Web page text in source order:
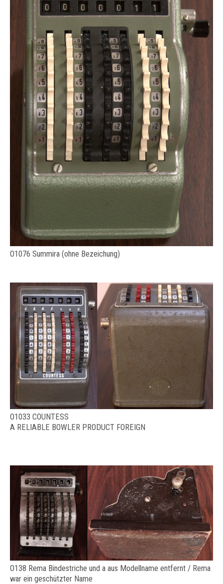
O1076 Summira (ohne Bezeichung)
O1033 COUNTESS
A RELIABLE BOWLER PRODUCT FOREIGN
O138 Rema Bindestriche und a aus Modellname entfernt / Rema
war ein geschützter Name